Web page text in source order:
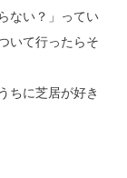
ない？」ってい
いて行ったらそ
ちに芝居が好き